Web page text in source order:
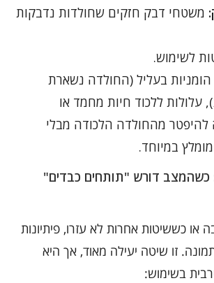
משטחי דבק חזקים שחולדות נדבקות
לשימוש.
הומניות בעליל (החולדה נשארת
עלולות ללכוד חיות מחמד או
להיפטר מהחולדה הלכודה מבלי
במיוחד.
כשהמצב דורש "תותחים כבדים"
או כששיטות אחרות לא עזרו, פיתיונות
זו שיטה יעילה מאוד, אך היא
בשימוש: